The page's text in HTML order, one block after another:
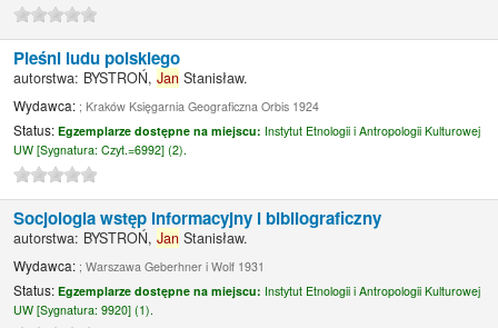
Pieśni ludu polskiego
autorstwa: BYSTROŃ,Jan Stanisław.
Wydawca: ; Kraków Księgarnia Geograficzna Orbis 1924
Status:Egzemplarze dostępne na miejscu: Instytut Etnologii i Antropologii Kulturowej
UW [Sygnatura:Czyt.=6992] (2).
Socjologia wstęp informacyjny i bibliograficzny
autorstwa: BYSTROŃ,Jan Stanisław.
Wydawca: ; Warszawa Geberhner i Wolf 1931
Status:Egzemplarze dostępne na miejscu: Instytut Etnologii i Antropologii Kulturowej
UW [Sygnatura:9920] (1).